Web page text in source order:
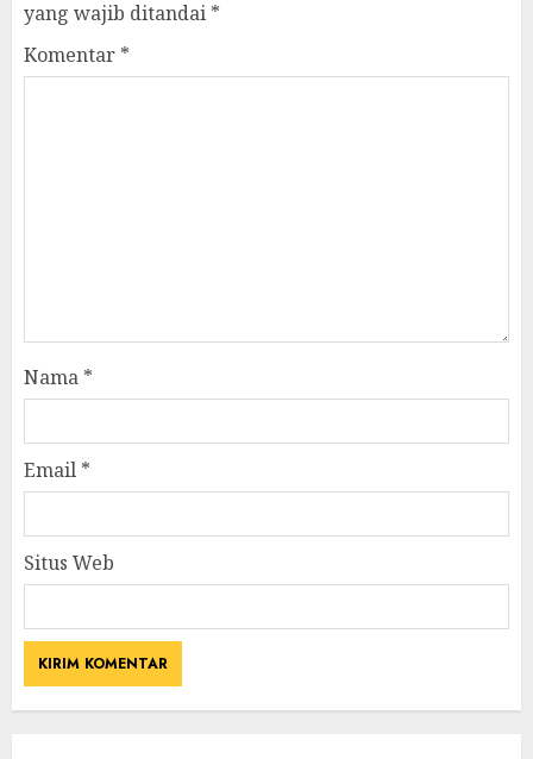
yang wajib ditandai *
Komentar *
Nama *
Email *
Situs Web